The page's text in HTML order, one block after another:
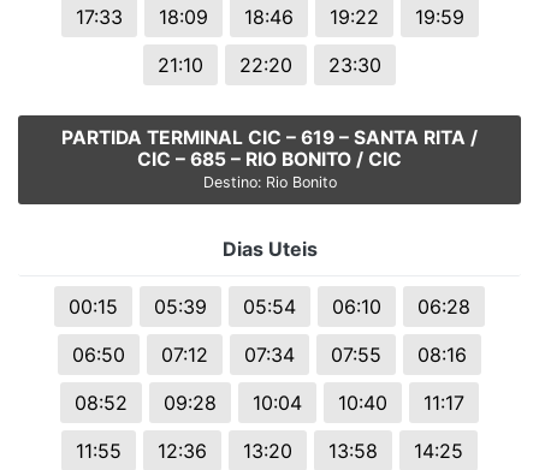
17:33
18:09 18:46 19:22
19:59
21:10
22:20 23:30
PARTIDA TERMINAL CIC – 619 – SANTA RITA /
CIC – 685 – RIO BONITO / CIC
Destino: Rio Bonito
Dias Uteis
00:15 05:39 05:54 06:10
06:28
06:50
07:12 07:34 07:55
08:16
08:52
09:28 10:04 10:40
11:17
11:55
12:36 13:20 13:58 14:25